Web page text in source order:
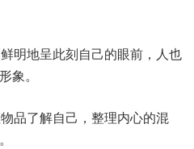
明地呈此刻自己的眼前，人也
象。
品了解自己，整理内心的混